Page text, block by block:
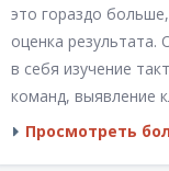
это гораздо
оценка результата.
в себя изучение
команд, выявление
игроков, анализ
Просмотреть